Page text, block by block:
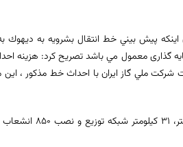
پيش بيني خط انتقال بشرويه به ديهوك
گذاری معمول مي باشد تصریح کرد: هزينه
شركت ملي گاز ايران با احداث خط مذكور ،
هاشمی احداث یک